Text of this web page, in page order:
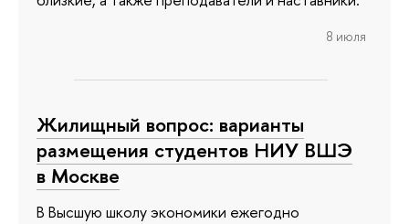
8 июля
Жилищный вопрос: варианты
размещения студентов НИУ ВШЭ
в Москве
В Высшую школу экономики ежегодно